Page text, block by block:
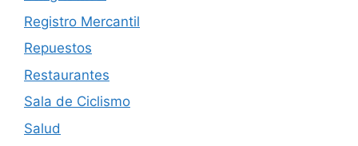
Registro Mercantil
Repuestos
Restaurantes
Sala de Ciclismo
Salud